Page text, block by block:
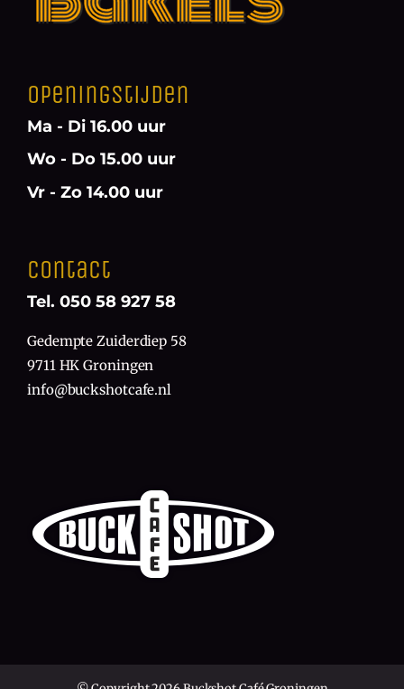
Openingstijden
Ma - Di 16.00 uur
Wo - Do 15.00 uur
Vr - Zo 14.00 uur
Contact
Tel. 050 58 927 58
Gedempte Zuiderdiep 58
9711 HK Groningen
info@buckshotcafe.nl